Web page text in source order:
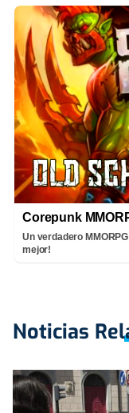
Corepunk
Un verdadero
mejor!
Noticias